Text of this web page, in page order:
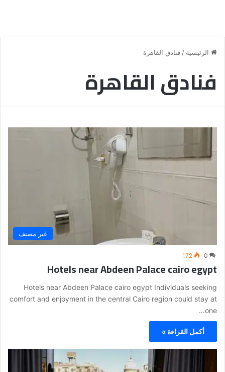
الرئيسية / فنادق القاهرة
فنادق القاهرة
غير مصنف
0
172
Hotels near Abdeen Palace cairo egypt
Hotels near Abdeen Palace cairo egypt Individuals seeking
comfort and enjoyment in the central Cairo region could stay at
one…
أكمل القراءة »